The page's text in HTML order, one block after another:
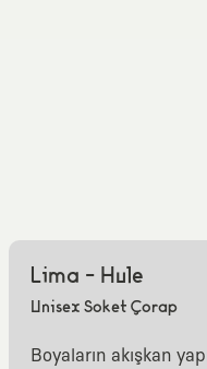
Lima - Hule
Unisex Soket Çorap
Boyaların akışkan